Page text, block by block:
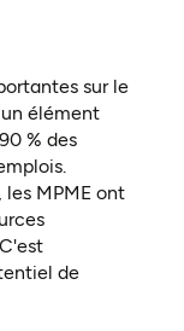
sur le
élément
% des
MPME ont
de